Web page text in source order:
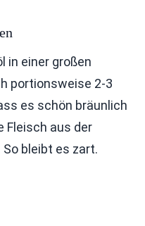
in einer großen
portionsweise 2-3
es schön bräunlich
Fleisch aus der
bleibt es zart.